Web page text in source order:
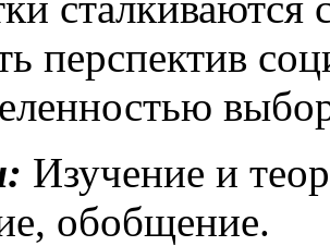
перспектив
Изучение и
обобщение.